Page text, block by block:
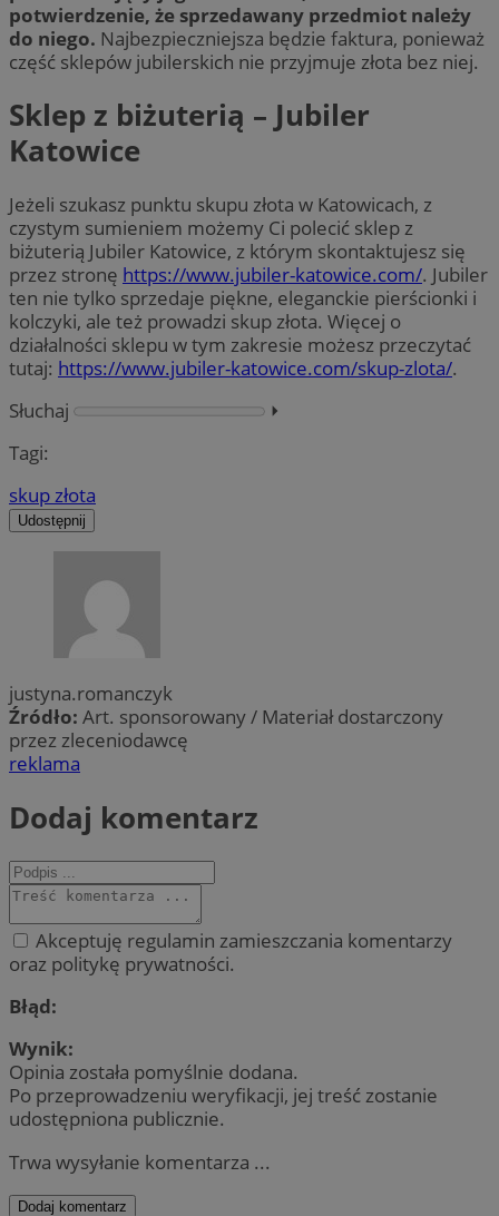
potwierdzenie, że sprzedawany przedmiot należy
do niego. Najbezpieczniejsza będzie faktura, ponieważ
część sklepów jubilerskich nie przyjmuje złota bez niej.
Sklep z biżuterią – Jubiler
Katowice
Jeżeli szukasz punktu skupu złota w Katowicach, z
czystym sumieniem możemy Ci polecić sklep z
biżuterią Jubiler Katowice, z którym skontaktujesz się
przez stronę https://www.jubiler-katowice.com/. Jubiler
ten nie tylko sprzedaje piękne, eleganckie pierścionki i
kolczyki, ale też prowadzi skup złota. Więcej o
działalności sklepu w tym zakresie możesz przeczytać
tutaj: https://www.jubiler-katowice.com/skup-zlota/.
Słuchaj
⏵︎
Tagi:
skup złota
Udostępnij
justyna.romanczyk
Źródło: Art. sponsorowany / Materiał dostarczony
przez zleceniodawcę
reklama
Dodaj komentarz
Akceptuję regulamin zamieszczania komentarzy
oraz politykę prywatności.
Błąd:
Wynik:
Opinia została pomyślnie dodana.
Po przeprowadzeniu weryfikacji, jej treść zostanie
udostępniona publicznie.
Trwa wysyłanie komentarza ...
Dodaj komentarz